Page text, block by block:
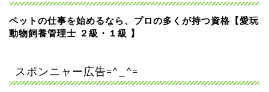
ペットの仕事を始めるなら、プロの多くが持つ資格【愛玩
動物飼養管理士 ２級・１級 】
スポンニャー広告=^_^=